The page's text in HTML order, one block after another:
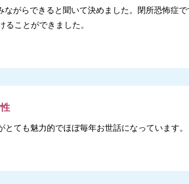
ながらできると聞いて決めました。閉所恐怖症
ることができました。
とても魅力的でほぼ毎年お世話になっています。